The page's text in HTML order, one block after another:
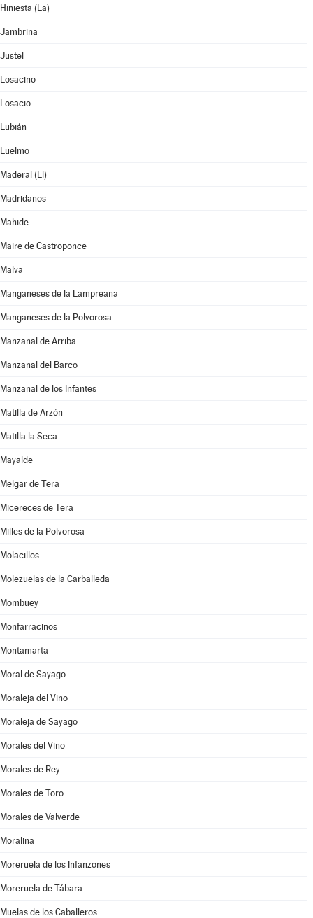
Hiniesta (La)
Jambrina
Justel
Losacino
Losacio
Lubián
Luelmo
Maderal (El)
Madridanos
Mahide
Maire de Castroponce
Malva
Manganeses de la Lampreana
Manganeses de la Polvorosa
Manzanal de Arriba
Manzanal del Barco
Manzanal de los Infantes
Matilla de Arzón
Matilla la Seca
Mayalde
Melgar de Tera
Micereces de Tera
Milles de la Polvorosa
Molacillos
Molezuelas de la Carballeda
Mombuey
Monfarracinos
Montamarta
Moral de Sayago
Moraleja del Vino
Moraleja de Sayago
Morales del Vino
Morales de Rey
Morales de Toro
Morales de Valverde
Moralina
Moreruela de los Infanzones
Moreruela de Tábara
Muelas de los Caballeros